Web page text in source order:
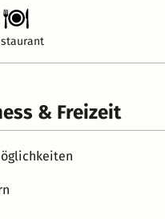
& Freizeit